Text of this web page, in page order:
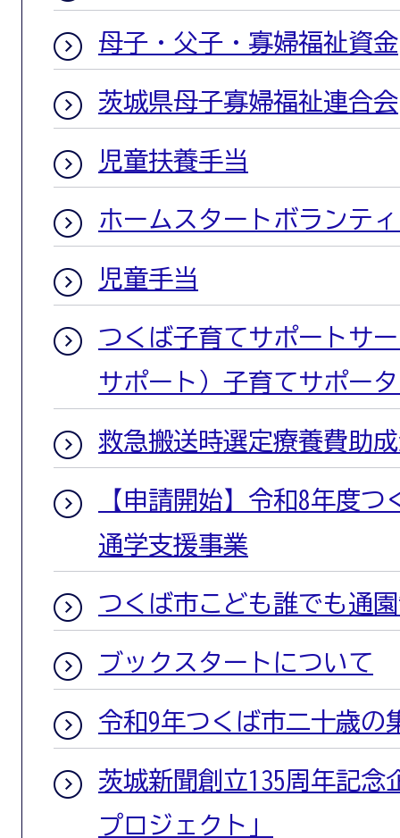
母子・父子・寡婦福祉資金
茨城県母子寡婦福祉連合会
児童扶養手当
ホームスタートボランテ
児童手当
つくば子育てサポートサ
サポート）子育てサポー
救急搬送時選定療養費助
【申請開始】令和8年度
通学支援事業
つくば市こども誰でも通
ブックスタートについて
令和9年つくば市二十歳の
茨城新聞創立135周年記念
プロジェクト」